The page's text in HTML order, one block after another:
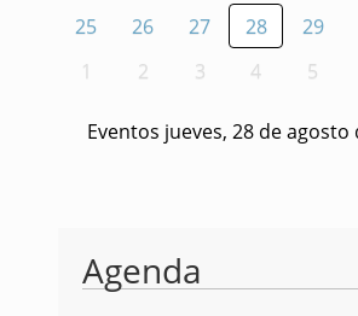
25
26 27 28 29
1
2 3 4 5
Eventos jueves, 28 de agosto
Agenda